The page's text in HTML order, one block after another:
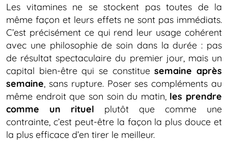
Les vitamines ne se stockent pas toutes de la
même façon et leurs effets ne sont pas immédiats.
C’est précisément ce qui rend leur usage cohérent
avec une philosophie de soin dans la durée : pas
de résultat spectaculaire du premier jour, mais un
capital bien-être qui se constituesemaine après
semaine, sans rupture. Poser ses compléments au
même endroit que son soin du matin, les prendre
comme un rituel plutôt que comme une
contrainte, c’est peut-être la façon la plus douce et
la plus efficace d’en tirer le meilleur.